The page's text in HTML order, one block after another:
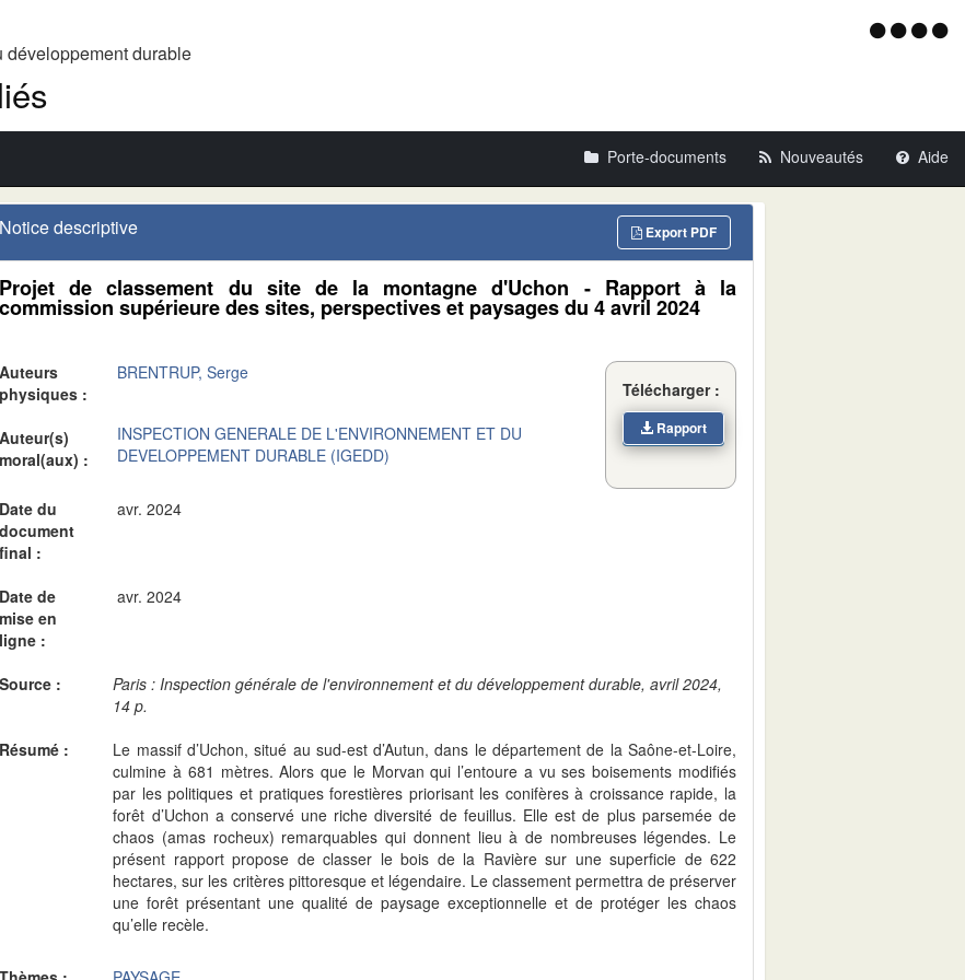
développement durable Menu
Porte-documents Nouveautés Aide
Notice descriptive Export PDF
Projet de classement du site de la montagne d'Uchon - Rapport à la
commission supérieure des sites, perspectives et paysages du 4 avril 2024
Auteurs
physiques :
BRENTRUP, Serge
Auteur(s)
moral(aux) :
INSPECTION GENERALE DE L'ENVIRONNEMENT ET DU
DEVELOPPEMENT DURABLE (IGEDD)
Date du
document
final :
avr. 2024
Date de
mise en
ligne :
avr. 2024
Télécharger :
Rapport
Source :
Paris : Inspection générale de l'environnement et du développement durable, avril 2024,
14 p.
Résumé :
Le massif d’Uchon, situé au sud-est d’Autun, dans le département de la Saône-et-Loire,
culmine à 681 mètres. Alors que le Morvan qui l’entoure a vu ses boisements modifiés
par les politiques et pratiques forestières priorisant les conifères à croissance rapide, la
forêt d’Uchon a conservé une riche diversité de feuillus. Elle est de plus parsemée de
chaos (amas rocheux) remarquables qui donnent lieu à de nombreuses légendes. Le
présent rapport propose de classer le bois de la Ravière sur une superficie de 622
hectares, sur les critères pittoresque et légendaire. Le classement permettra de préserver
une forêt présentant une qualité de paysage exceptionnelle et de protéger les chaos
qu’elle recèle.